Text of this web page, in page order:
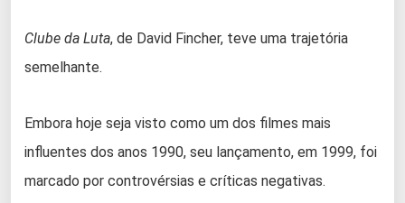
Clube da Luta, de David Fincher, teve uma trajetória
semelhante.
Embora hoje seja visto como um dos filmes mais
influentes dos anos 1990, seu lançamento, em 1999, foi
marcado por controvérsias e críticas negativas.